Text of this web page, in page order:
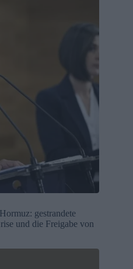
gestrandete
und die Freigabe von